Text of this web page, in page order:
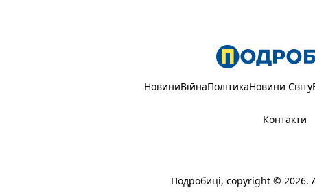
НовиниВійнаПолітикаНовини Світу
Контакти
Подробиці, copyright © 2026.